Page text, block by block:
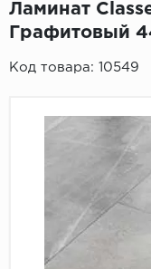
Подложка
Пробковое покрытие
Ламинат
Графитовый
Код товара: 10549